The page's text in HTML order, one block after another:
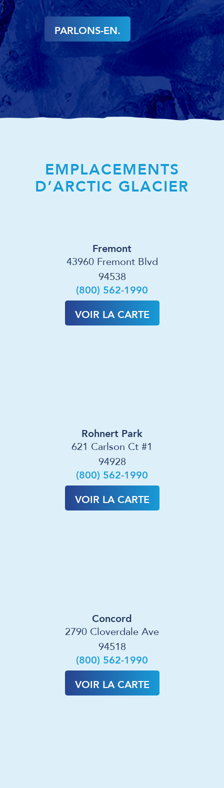
PARLONS-EN.
EMPLACEMENTS
D’ARCTIC GLACIER
Fremont
43960 Fremont Blvd
94538
(800) 562-1990
VOIR LA CARTE
Rohnert Park
621 Carlson Ct #1
94928
(800) 562-1990
VOIR LA CARTE
Concord
2790 Cloverdale Ave
94518
(800) 562-1990
VOIR LA CARTE